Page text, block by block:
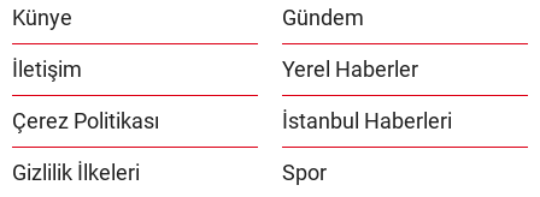
Künye
İletişim
Çerez Politikası
Gizlilik İlkeleri
Gündem
Yerel Haberler
İstanbul Haberleri
Spor